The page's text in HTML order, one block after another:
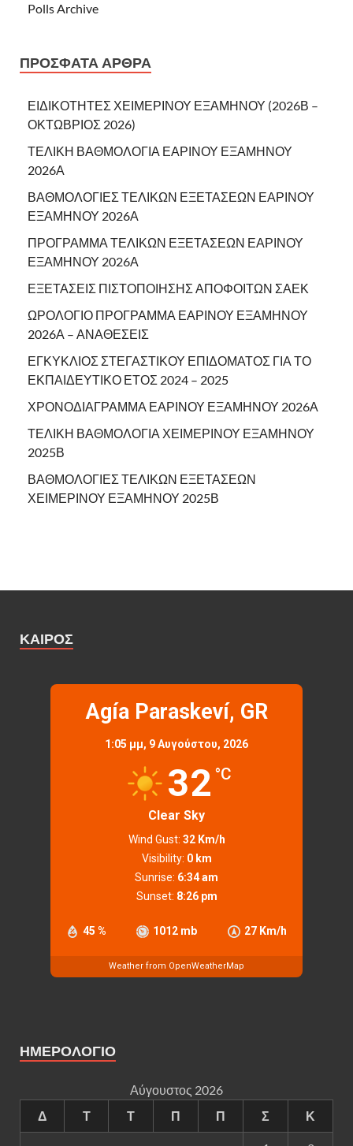
Polls Archive
ΠΡΌΣΦΑΤΑ ΆΡΘΡΑ
ΕΙΔΙΚΟΤΗΤΕΣ ΧΕΙΜΕΡΙΝΟΥ ΕΞΑΜΗΝΟΥ (2026Β –
ΟΚΤΩΒΡΙΟΣ 2026)
ΤΕΛΙΚΗ ΒΑΘΜΟΛΟΓΙΑ ΕΑΡΙΝΟΥ ΕΞΑΜΗΝΟΥ
2026Α
ΒΑΘΜΟΛΟΓΙΕΣ ΤΕΛΙΚΩΝ ΕΞΕΤΑΣΕΩΝ ΕΑΡΙΝΟΥ
ΕΞΑΜΗΝΟΥ 2026Α
ΠΡΟΓΡΑΜΜΑ ΤΕΛΙΚΩΝ ΕΞΕΤΑΣΕΩΝ ΕΑΡΙΝΟΥ
ΕΞΑΜΗΝΟΥ 2026Α
ΕΞΕΤΑΣΕΙΣ ΠΙΣΤΟΠΟΙΗΣΗΣ ΑΠΟΦΟΙΤΩΝ ΣΑΕΚ
ΩΡΟΛΟΓΙΟ ΠΡΟΓΡΑΜΜΑ ΕΑΡΙΝΟΥ ΕΞΑΜΗΝΟΥ
2026Α – ΑΝΑΘΕΣΕΙΣ
ΕΓΚΥΚΛΙΟΣ ΣΤΕΓΑΣΤΙΚΟΥ ΕΠΙΔΟΜΑΤΟΣ ΓΙΑ ΤΟ
ΕΚΠΑΙΔΕΥΤΙΚΟ ΕΤΟΣ 2024 – 2025
ΧΡΟΝΟΔΙΑΓΡΑΜΜΑ ΕΑΡΙΝΟΥ ΕΞΑΜΗΝΟΥ 2026Α
ΤΕΛΙΚΗ ΒΑΘΜΟΛΟΓΙΑ ΧΕΙΜΕΡΙΝΟΥ ΕΞΑΜΗΝΟΥ
2025Β
ΒΑΘΜΟΛΟΓΙΕΣ ΤΕΛΙΚΩΝ ΕΞΕΤΑΣΕΩΝ
ΧΕΙΜΕΡΙΝΟΥ ΕΞΑΜΗΝΟΥ 2025Β
ΚΑΙΡΌΣ
Agía Paraskeví, GR
1:05 μμ, 9 Αυγούστου, 2026
32 °C
Clear Sky
45 % 1012 mb 27 Km/h
Wind Gust: 32 Km/h
Visibility: 0 km
Sunrise: 6:34 am
Sunset: 8:26 pm
Weather from OpenWeatherMap
ΗΜΕΡΟΛΟΓΙΟ
Αύγουστος 2026
Δ
Τ Τ Π Π Σ Κ